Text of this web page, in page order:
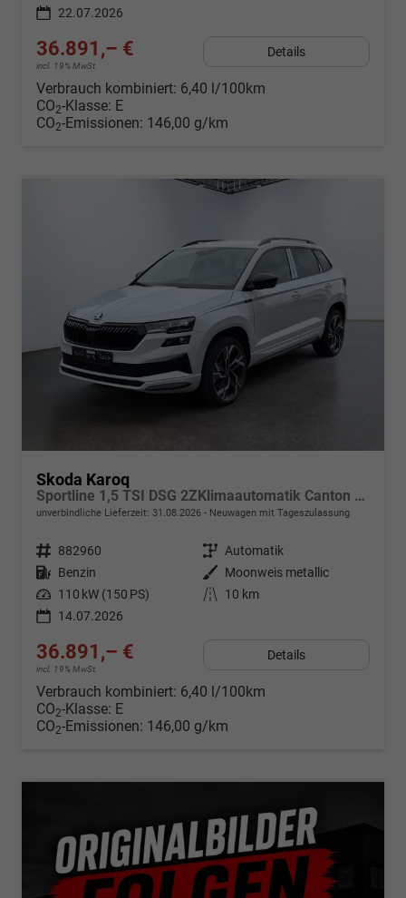
22.07.2026
36.891,– €
incl. 19% MwSt.
Details
Verbrauch kombiniert: 6,40 l/100km
CO2-Klasse: E
CO2-Emissionen: 146,00 g/km
Skoda Karoq
Sportline 1,5 TSI DSG 2ZKlimaautomatik Canton Anhängerkupplung Totewinkel Assistent 2 x Einparkhilfe Kamera 19 Zoll Felgen adaptiver Tempomat 5J Garantie
unverbindliche Lieferzeit: 31.08.2026 Neuwagen mit Tageszulassung
Fahrzeugnr. 882960 Getriebe Automatik
Kraftstoff Benzin Außenfarbe
Moonweis metallic
Leistung 110 kW (150 PS) Kilometerstand
10 km
14.07.2026
36.891,– €
incl. 19% MwSt.
Details
Verbrauch kombiniert: 6,40 l/100km
CO2-Klasse: E
CO2-Emissionen: 146,00 g/km